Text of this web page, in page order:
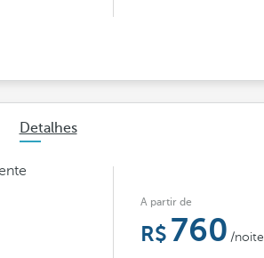
Detalhes
A partir de
760 /noite